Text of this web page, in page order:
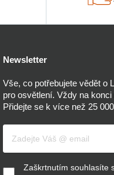
Newsletter
Vše, co potřebujete vědět o
pro osvětlení. Vždy na
Přidejte se k více než 25
Zaškrtnutím souhlasíte